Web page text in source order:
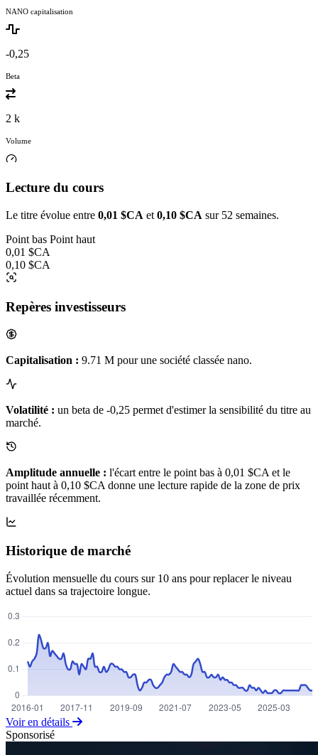
NANO capitalisation
-0,25
Beta
2 k
Volume
Lecture du cours
Le titre évolue entre 0,01 $CA et 0,10 $CA sur 52 semaines.
Point bas Point haut
0,01 $CA
0,10 $CA
Repères investisseurs
Capitalisation : 9.71 M pour une société classée nano.
Volatilité : un beta de -0,25 permet d'estimer la sensibilité du titre au
marché.
Amplitude annuelle : l'écart entre le point bas à 0,01 $CA et le
point haut à 0,10 $CA donne une lecture rapide de la zone de prix
travaillée récemment.
Historique de marché
Évolution mensuelle du cours sur 10 ans pour replacer le niveau
actuel dans sa trajectoire longue.
Voir en détails
Sponsorisé